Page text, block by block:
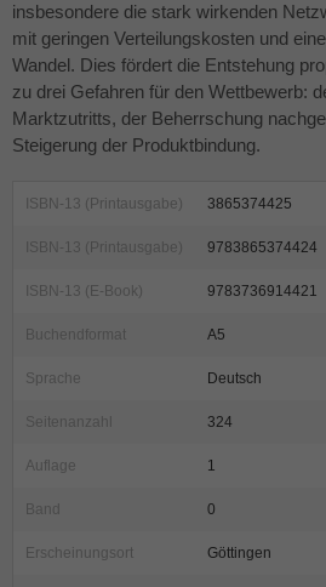
insbesondere die stark wirkenden
mit geringen Verteilungskosten und
Wandel. Dies fördert die Entstehung
zu drei Gefahren für den Wettbewerb:
Marktzutritts, der Beherrschung
Steigerung der Produktbindung.
ISBN-13 (Printausgabe) 3865374425
ISBN-13 (Printausgabe) 9783865374424
ISBN-13 (E-Book) 9783736914421
Buchendformat A5
Sprache Deutsch
Seitenanzahl 324
Auflage 1
Band 0
Erscheinungsort Göttingen